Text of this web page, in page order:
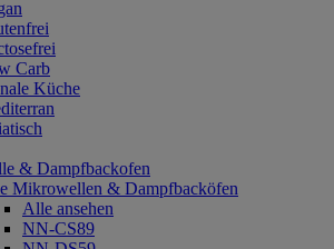
Carb
Küche
& Dampfbackofen
Mikrowellen & Dampfbacköfen
Alle ansehen
NN-CS89